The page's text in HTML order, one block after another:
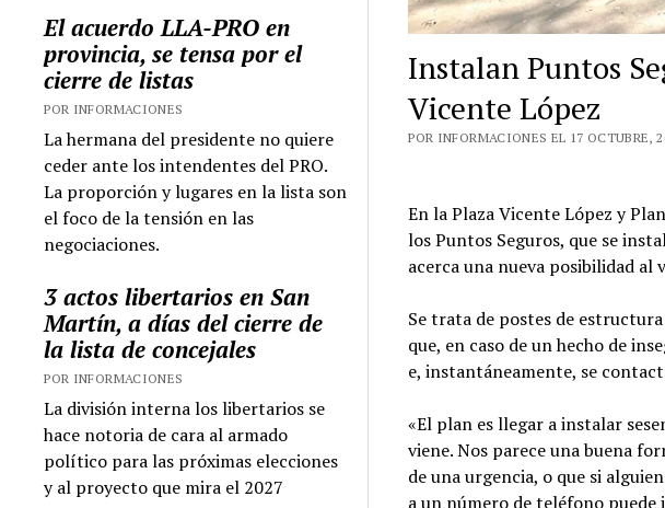
El acuerdo LLA-PRO en
provincia, se tensa por el
cierre de listas
POR INFORMACIONES
La hermana del presidente no quiere
ceder ante los intendentes del PRO.
La proporción y lugares en la lista son
el foco de la tensión en las
negociaciones.
3 actos libertarios en San
Martín, a días del cierre de
la lista de concejales
POR INFORMACIONES
La división interna los libertarios se
hace notoria de cara al armado
político para las próximas elecciones
y al proyecto que mira el 2027
Instalan Puntos
Vicente López
POR INFORMACIONES EL 17 OCTUBRE,
En la Plaza Vicente López y
los Puntos Seguros, que se
acerca una nueva posibilidad al
Se trata de postes de
que, en caso de un hecho de
e, instantáneamente, se
«El plan es llegar a instalar
viene. Nos parece una buena
de una urgencia, o que si
a un número de teléfono puede